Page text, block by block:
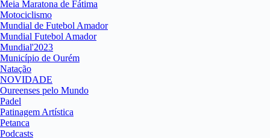
Meia Maratona de Fátima
Motociclismo
Mundial de Futebol Amador
Mundial Futebol Amador
Mundial'2023
Município de Ourém
Natação
NOVIDADE
Oureenses pelo Mundo
Padel
Patinagem Artística
Petanca
Podcasts